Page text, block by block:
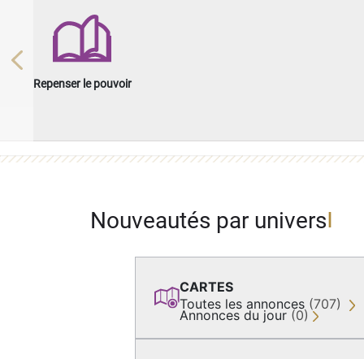
Repenser le pouvoir
Previous
Nouveautés par univers
CARTES
Toutes les annonces (707)
Annonces du jour (0)